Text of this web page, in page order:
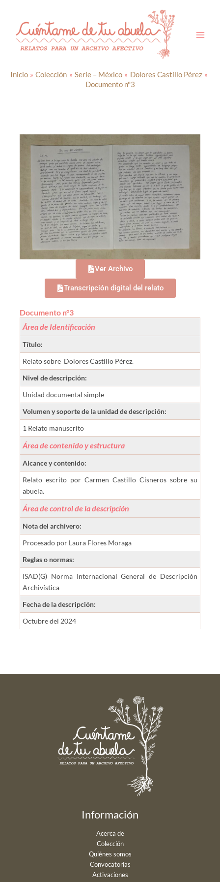
contenido
Inicio Colección Serie – México
Dolores Castillo Pérez
Documento n°3
Ver Archivo
Transcripción digital del relato
Documento n°3
Área de Identificación
Título:
Relato sobre Dolores Castillo Pérez.
Nivel de descripción:
Unidad documental simple
Volumen y soporte de la unidad de descripción:
1 Relato manuscrito
Área de contenido y estructura
Alcance y contenido:
Relato escrito por Carmen Castillo Cisneros sobre su
abuela.
Área de control de la descripción
Nota del archivero:
Procesado por Laura Flores Moraga
Reglas o normas:
ISAD(G) Norma Internacional General de Descripción
Archivística
Fecha de la descripción:
Octubre del 2024
Información
Acerca de
Colección
Quiénes somos
Convocatorias
Activaciones